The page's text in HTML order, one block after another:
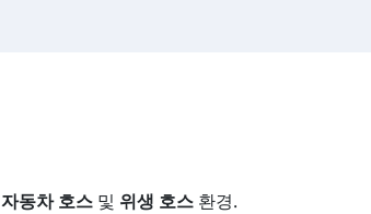
자동차 호스 및 위생 호스 환경.